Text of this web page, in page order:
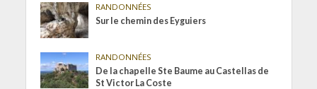
RANDONNÉES
Sur le chemin des Eyguiers
RANDONNÉES
De la chapelle Ste Baume au Castellas de
St Victor La Coste